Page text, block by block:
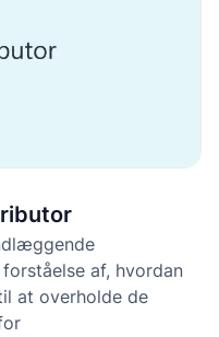
af, hvordan
at overholde de